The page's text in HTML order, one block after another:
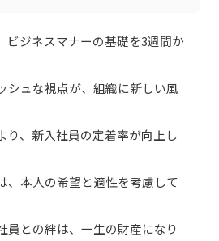
ビジネスマナーの基礎を3週間か
シュな視点が、組織に新しい風
り、新入社員の定着率が向上し
、本人の希望と適性を考慮して
員との絆は、一生の財産になり